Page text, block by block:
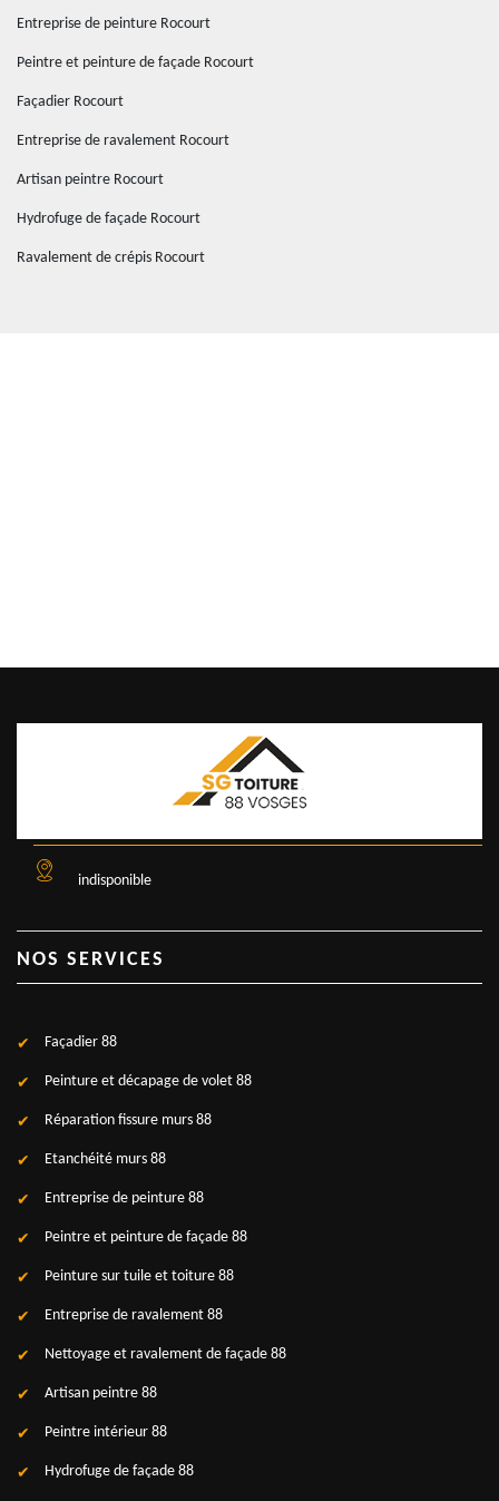
Entreprise de peinture Rocourt
Peintre et peinture de façade Rocourt
Façadier Rocourt
Entreprise de ravalement Rocourt
Artisan peintre Rocourt
Hydrofuge de façade Rocourt
Ravalement de crépis Rocourt
indisponible
NOS SERVICES
Façadier 88
Peinture et décapage de volet 88
Réparation fissure murs 88
Etanchéité murs 88
Entreprise de peinture 88
Peintre et peinture de façade 88
Peinture sur tuile et toiture 88
Entreprise de ravalement 88
Nettoyage et ravalement de façade 88
Artisan peintre 88
Peintre intérieur 88
Hydrofuge de façade 88